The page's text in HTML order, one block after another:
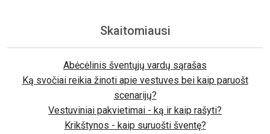
Skaitomiausi
Abėcėlinis šventųjų vardų sąrašas
Ką svočiai reikia žinoti apie vestuves bei kaip paruošt
scenarijų?
Vestuviniai pakvietimai - ką ir kaip rašyti?
Krikštynos - kaip suruošti šventę?